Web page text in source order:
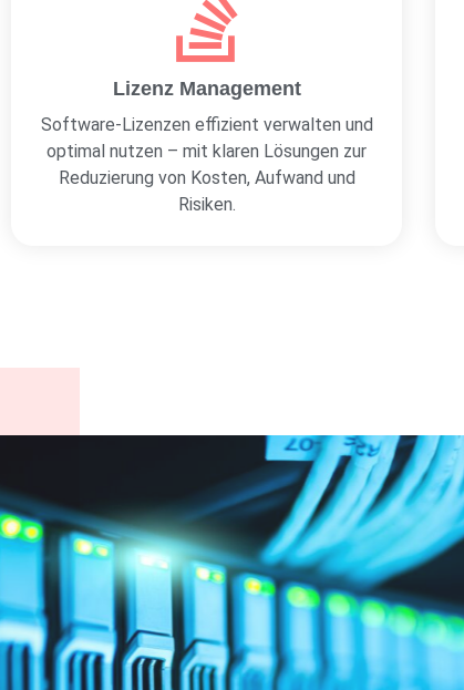
Lizenz Management
Software-Lizenzen effizient verwalten und
optimal nutzen – mit klaren Lösungen zur
Reduzierung von Kosten, Aufwand und
Risiken.